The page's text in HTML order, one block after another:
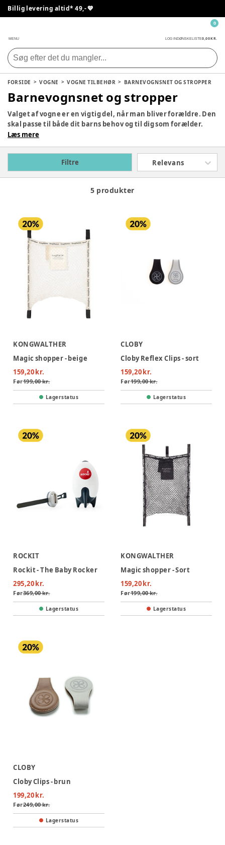
Billig levering altid* 49,- 💙
MENU LOG INDØNSKELISTE0,00 KR.
0
FORSIDE VOGNE VOGNE TILBEHØR BARNEVOGNSNET OG STROPPER
Barnevognsnet og stropper
Valget af vogne er en vigtig del, når man bliver forældre. Den
skal passe til både dit barns behov og til dig som forælder.
Derfor er det vigtigt at gøre sig overvejelser om, hvad
hvilken type vogn I er ude efter, kan du finde smart og
praktisk tilbehør, som vil være en stor hjælp i hverdagen. Se
vores store udvalg af vogne til børn herunder.
Læs mere
Filtre Relevans
5 produkter
KONGWALTHER
Magic shopper - beige
159,20 kr.
Før199,00 kr.
Lagerstatus
CLOBY
Cloby Reflex Clips - sort
159,20 kr.
Før199,00 kr.
Lagerstatus
ROCKIT
Rockit - The Baby Rocker
295,20 kr.
Før369,00 kr.
Lagerstatus
KONGWALTHER
Magic shopper - Sort
159,20 kr.
Før199,00 kr.
Lagerstatus
CLOBY
Cloby Clips - brun
199,20 kr.
Før249,00 kr.
Lagerstatus